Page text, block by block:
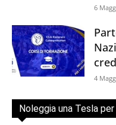
6
4
Noleggia una Tesla